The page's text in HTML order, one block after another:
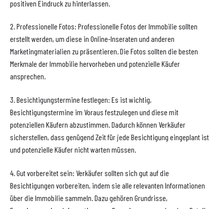
positiven Eindruck zu hinterlassen.
2. Professionelle Fotos: Professionelle Fotos der Immobilie sollten
erstellt werden, um diese in Online-Inseraten und anderen
Marketingmaterialien zu präsentieren. Die Fotos sollten die besten
Merkmale der Immobilie hervorheben und potenzielle Käufer
ansprechen.
3. Besichtigungstermine festlegen: Es ist wichtig,
Besichtigungstermine im Voraus festzulegen und diese mit
potenziellen Käufern abzustimmen. Dadurch können Verkäufer
sicherstellen, dass genügend Zeit für jede Besichtigung eingeplant ist
und potenzielle Käufer nicht warten müssen.
4. Gut vorbereitet sein: Verkäufer sollten sich gut auf die
Besichtigungen vorbereiten, indem sie alle relevanten Informationen
über die Immobilie sammeln. Dazu gehören Grundrisse,